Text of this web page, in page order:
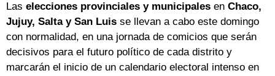
Las elecciones provinciales y municipales en Chaco,
Jujuy, Salta y San Luis se llevan a cabo este domingo
con normalidad, en una jornada de comicios que serán
decisivos para el futuro político de cada distrito y
marcarán el inicio de un calendario electoral intenso en